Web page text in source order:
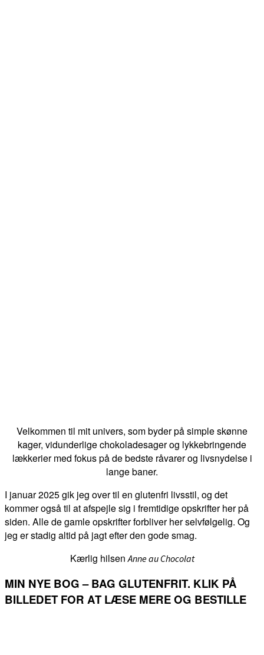
Velkommen til mit univers, som byder på simple skønne
kager, vidunderlige chokoladesager og lykkebringende
lækkerier med fokus på de bedste råvarer og livsnydelse i
lange baner.
I januar 2025 gik jeg over til en glutenfri livsstil, og det
kommer også til at afspejle sig i fremtidige opskrifter her på
siden. Alle de gamle opskrifter forbliver her selvfølgelig. Og
jeg er stadig altid på jagt efter den gode smag.
Kærlig hilsenAnne au Chocolat
MIN NYE BOG – BAG GLUTENFRIT. KLIK PÅ
BILLEDET FOR AT LÆSE MERE OG BESTILLE